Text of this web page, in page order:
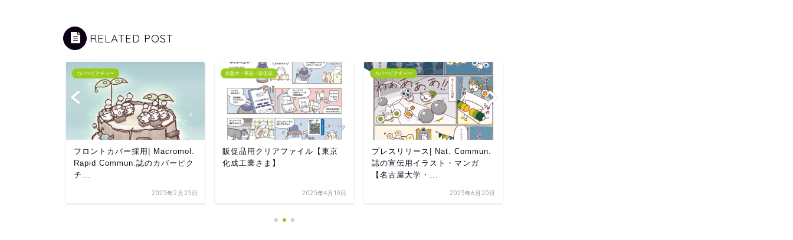
RELATED POST
カバーピクチャー
フロントカバー採用| Macromol.
Rapid Commun.誌のカバーピク
チ...
2025年2月25日
出版本・商品・販促品
販促品用クリアファイル【東京
化成工業さま】
2025年4月10日
カバーピクチャー
プレスリリース| Nat. Commun.
誌の宣伝用イラスト・マンガ
【名古屋大学・...
2025年6月20日